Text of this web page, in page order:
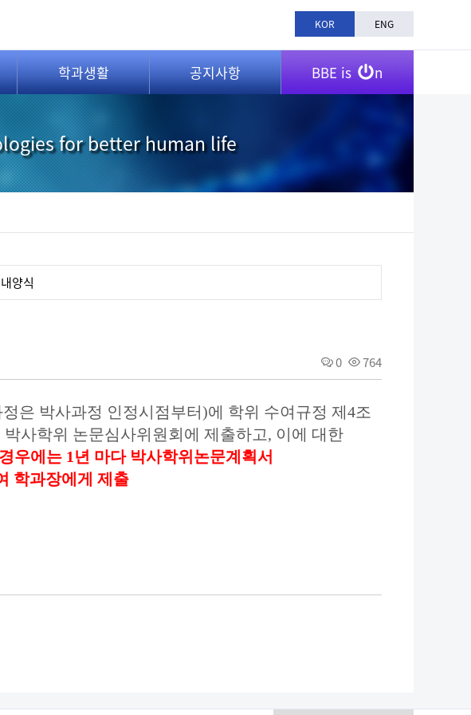
KOR ENG
학과생활 공지사항 BBE is n
for better human life
양식
0 764
은 박사과정 인정시점부터)에 학위 수여규정 제 4조
사학위 논문심사위원회에 제출하고, 이에 대한
우에는 1 년 마다 박사학위논문계획서
학과장에게 제출